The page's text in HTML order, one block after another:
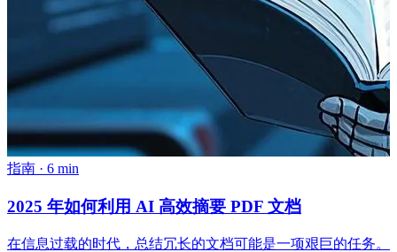
指南 · 6 min
2025 年如何利用 AI 高效摘要 PDF 文档
在信息过载的时代，总结冗长的文档可能是一项艰巨的任务。